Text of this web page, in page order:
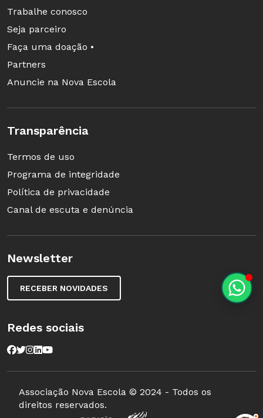
Trabalhe conosco
Seja parceiro
Faça uma doação •
Partners
Anuncie na Nova Escola
Transparência
Termos de uso
Programa de integridade
Política de privacidade
Canal de escuta e denúncia
Newsletter
RECEBER NOVIDADES
Redes sociais
Associação Nova Escola © 2024 - Todos os
direitos reservados.